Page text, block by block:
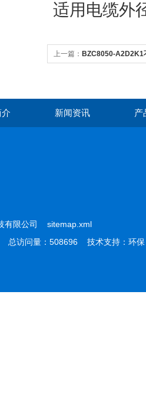
适用电缆外
上一篇： BZC8050-A2D2K1
新闻资讯 产
有限公司 sitemap.xml
总访问量：508696 技术支持： 环保